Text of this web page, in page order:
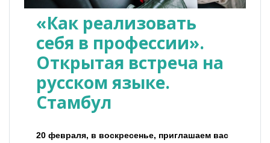
«Как реализовать
себя в профессии».
Открытая встреча на
русском языке.
Стамбул
20 февраля, в воскресенье, приглашаем вас